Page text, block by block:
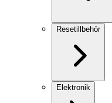
Resetillbehör
Elektronik